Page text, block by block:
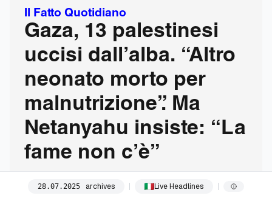
Il Fatto Quotidiano
Gaza, 13 palestinesi
uccisi dall’alba. “Altro
neonato morto per
malnutrizione”. Ma
Netanyahu insiste: “La
fame non c’è”
28.07.2025 archives Live Headlines